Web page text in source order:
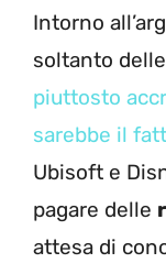
Intorno
soltanto
piuttosto
sarebbe il
Ubisoft e
pagare delle
attesa di